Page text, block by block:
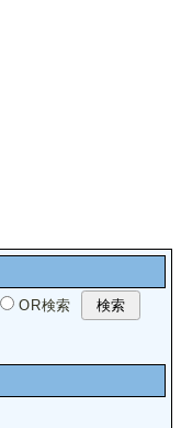
OR検索